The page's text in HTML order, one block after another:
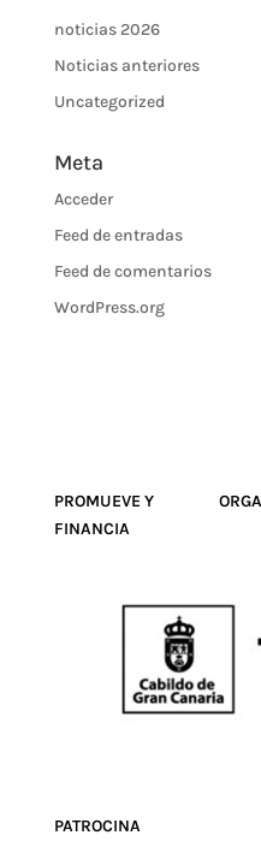
noticias 2026
Noticias anteriores
Uncategorized
Meta
Acceder
Feed de entradas
Feed de comentarios
WordPress.org
PROMUEVE Y
FINANCIA
PATROCINA